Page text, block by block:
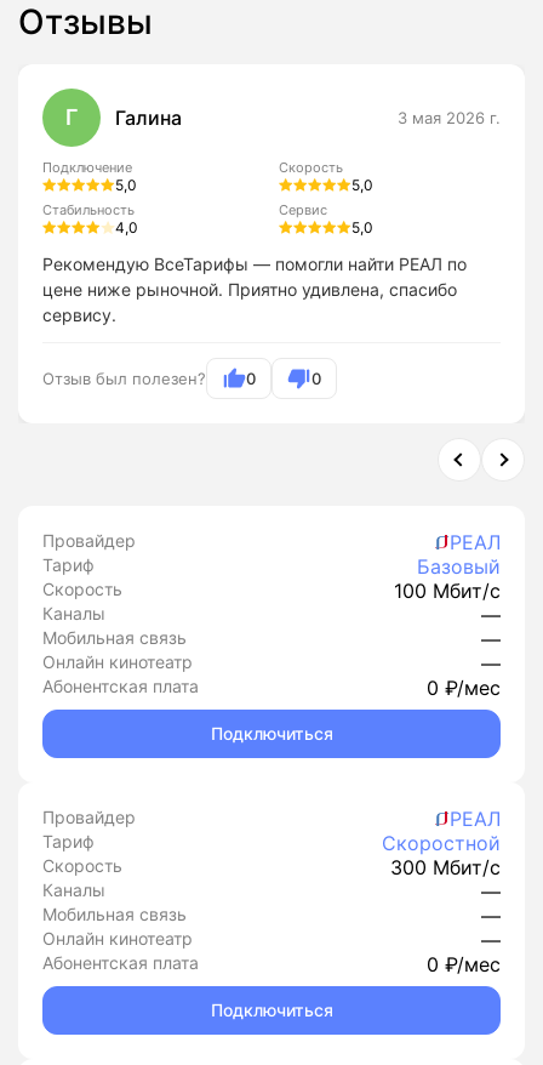
Отзывы
Г Галина 3 мая 2026 г.
Подключение
5,0
Скорость
5,0
Стабильность
4,0
Сервис
5,0
Рекомендую ВсеТарифы — помогли найти РЕАЛ по
цене ниже рыночной. Приятно удивлена, спасибо
сервису.
Отзыв был полезен? 0 0
Провайдер РЕАЛ
Тариф Базовый
Скорость 100 Мбит/с
Каналы —
Мобильная связь —
Онлайн кинотеатр —
Абонентская плата 0 ₽/мес
Подключиться
Провайдер РЕАЛ
Тариф Скоростной
Скорость 300 Мбит/с
Каналы —
Мобильная связь —
Онлайн кинотеатр —
Абонентская плата 0 ₽/мес
Подключиться